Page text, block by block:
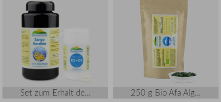
Set zum Erhalt de... 250 g Bio Afa Alg...